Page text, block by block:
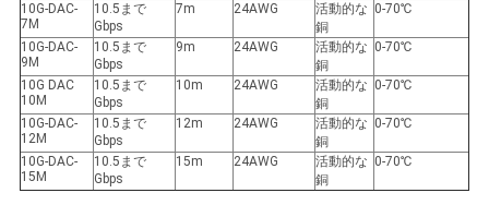
10G-DAC-
7M
10.5まで
Gbps
7m 24AWG
活動的な
銅
0-70℃
10G-DAC-
9M
10.5まで
Gbps
9m 24AWG
活動的な
銅
0-70℃
10G DAC
10M
10.5まで
Gbps
10m 24AWG
活動的な
銅
0-70℃
10G-DAC-
12M
10.5まで
Gbps
12m 24AWG
活動的な
銅
0-70℃
10G-DAC-
15M
10.5まで
Gbps
15m 24AWG
活動的な
銅
0-70℃